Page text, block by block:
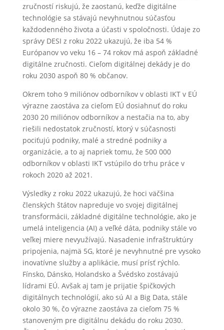
zručností riskujú, že zaostanú, keďže digitálne
technológie sa stávajú nevyhnutnou súčasťou
každodenného života a účasti v spoločnosti. Údaje zo
správy DESI z roku 2022 ukazujú, že iba 54 %
Európanov vo veku 16 – 74 rokov má aspoň základné
digitálne zručnosti. Cieľom digitálnej dekády je do
roku 2030 aspoň 80 % občanov.
Okrem toho 9 miliónov odborníkov v oblasti IKT v EÚ
výrazne zaostáva za cieľom EÚ dosiahnuť do roku
2030 20 miliónov odborníkov a nestačia na to, aby
riešili nedostatok zručností, ktorý v súčasnosti
pociťujú podniky, malé a stredné podniky a
organizácie, a to aj napriek tomu, že 500 000
odborníkov v oblasti IKT vstúpilo do trhu práce v
rokoch 2020 až 2021.
Výsledky z roku 2022 ukazujú, že hoci väčšina
členských štátov napreduje vo svojej digitálnej
transformácii, základné digitálne technológie, ako je
umelá inteligencia (AI) a veľké dáta, podniky stále vo
veľkej miere nevyužívajú. Nasadenie infraštruktúry
pripojenia, najmä 5G, ktoré je nevyhnutné pre vysoko
inovatívne služby a aplikácie, musí prísť rýchlo.
Fínsko, Dánsko, Holandsko a Švédsko zostávajú
lídrami EÚ. Avšak aj tam je prijatie špičkových
digitálnych technológií, ako sú AI a Big Data, stále
okolo 30 %, čo výrazne zaostáva za cieľom 75 %
stanoveným pre digitálnu dekádu do roku 2030.